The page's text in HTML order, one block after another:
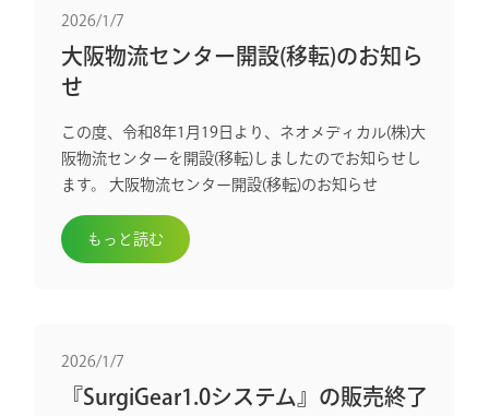
2026/1/7
大阪物流センター開設(移転)のお知ら
せ
この度、令和8年1月19日より、ネオメディカル(株)大
阪物流センターを開設(移転)しましたのでお知らせし
ます。 大阪物流センター開設(移転)のお知らせ
もっと読む
2026/1/7
『SurgiGear1.0システム』の販売終了